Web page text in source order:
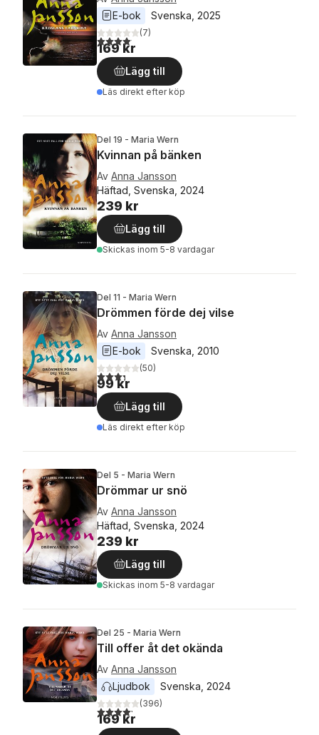
E-bok
Svenska 2025
4,1utav 5 stjärnor. Totalt antal röster:
(7)
169 kr
Lägg till
Läs direkt efter köp
Del 19 - Maria Wern
Kvinnan på bänken
Av Anna Jansson
Häftad, Svenska, 2024
239 kr
Lägg till
Skickas inom 5-8 vardagar
Del 11 - Maria Wern
Drömmen förde dej vilse
Av Anna Jansson
E-bok
Svenska 2010
3,3utav 5 stjärnor. Totalt antal röster:
(50)
99 kr
Lägg till
Läs direkt efter köp
Del 5 - Maria Wern
Drömmar ur snö
Av Anna Jansson
Häftad, Svenska, 2024
239 kr
Lägg till
Skickas inom 5-8 vardagar
Del 25 - Maria Wern
Till offer åt det okända
Av Anna Jansson
Ljudbok
Svenska 2024
4,2utav 5 stjärnor. Totalt antal röster:
(396)
169 kr